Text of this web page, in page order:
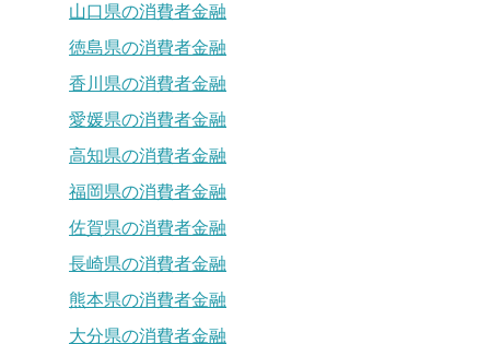
山口県の消費者金融
徳島県の消費者金融
香川県の消費者金融
愛媛県の消費者金融
高知県の消費者金融
福岡県の消費者金融
佐賀県の消費者金融
長崎県の消費者金融
熊本県の消費者金融
大分県の消費者金融